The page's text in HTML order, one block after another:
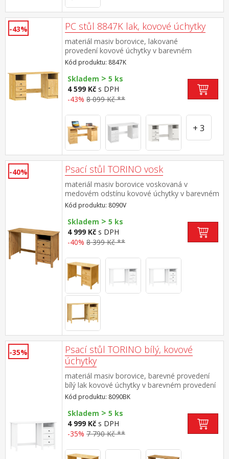
-43% PC stůl 8847K lak, kovové úchytky
materiál masiv borovice, lakované
provedení kovové úchytky v barevném
provedení černěná mosaz 3 zásuvky s
kovovými pojezdy, skříňka s dvířky rozměr
zásuvky (š/h/v) 27,9 × 30,7 × 10,6 cm výsuv
není součástí dodávky ke stolu je možno
dokoupit výsuvnou desku na klávesnici 8840
Kód produktu: 8847K
Skladem > 5 ks
4 599 Kč s DPH
-43% 8 099 Kč **
+ 3
-40% Psací stůl TORINO vosk
materiál masiv borovice voskovaná v
medovém odstínu kovové úchytky v barevném
provedení černěná mosaz 3 zásuvky s
kovovými pojezdy, 1 police
Kód produktu: 8090V
Skladem > 5 ks
4 999 Kč s DPH
-40% 8 399 Kč **
-35%
Psací stůl TORINO bílý, kovové
úchytky
materiál masiv borovice, barevné provedení
bílý lak kovové úchytky v barevném provedení
černěná mosaz 3 zásuvky s kovovými pojezdy,
1 police
Kód produktu: 8090BK
Skladem > 5 ks
4 999 Kč s DPH
-35% 7 790 Kč **